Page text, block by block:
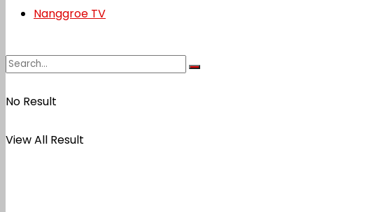
Nanggroe TV
No Result
View All Result